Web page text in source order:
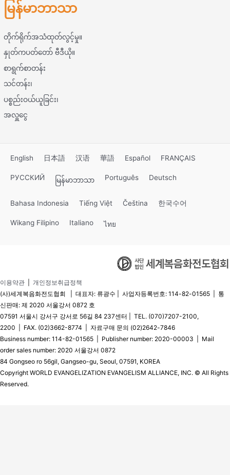
မြန်မာဘာသာ
တိုက်ရိုက်အသံထုတ်လွင့်မှု။
နှုတ်ကပတ်တော် ဗီဒီယို။
စာရွက်စာတန်း
သင်တန်း၊
ပစ္စည်းဝယ်ယူခြင်း၊
အလှူငွေ
English 日本語 汉语 華語 Español FRANÇAIS
РУССКИЙ မြန်မာဘာသာ Português Deutsch
Bahasa Indonesia Tiếng Việt Čeština 한국수어
Wikang Filipino Italiano ไทย
이용약관
개인정보취급정책
(사)세계복음화전도협회 | 대표자: 류광수 | 사업자등록번호: 114-82-01565 | 통
신판매: 제 2020 서울강서 0872 호
07591 서울시 강서구 강서로 56길 84 237센터 | TEL. (070)7207-2100,
2200 | FAX. (02)3662-8774 | 자료구매 문의 (02)2642-7846
Business number: 114-82-01565 | Publisher number: 2020-00003 | Mail
order sales number: 2020 서울강서 0872
84 Gongseo ro 56gil, Gangseo-gu, Seoul, 07591, KOREA
Copyright WORLD EVANGELIZATION EVANGELISM ALLIANCE, INC. © All Rights
Reserved.